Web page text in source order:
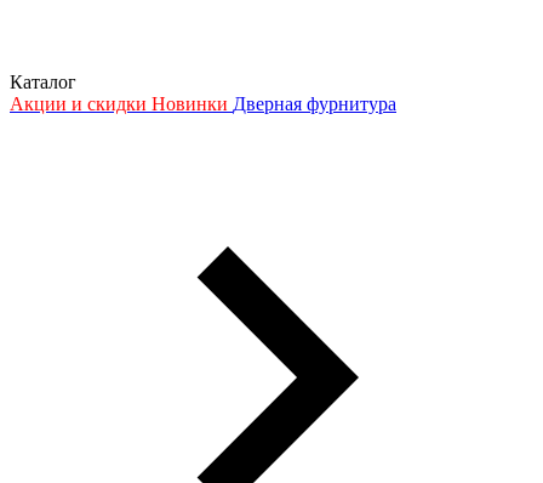
Каталог
Акции и скидки Новинки Дверная фурнитура